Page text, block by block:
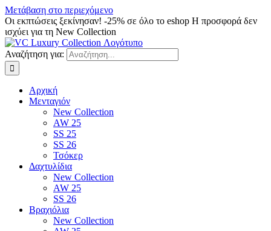
Μετάβαση στο περιεχόμενο
Οι εκπτώσεις ξεκίνησαν! -25% σε όλο το eshop Η προσφορά δεν
ισχύει για τη New Collection
Αναζήτηση για:
Αρχική
Μενταγιόν
New Collection
AW 25
SS 25
SS 26
Τσόκερ
Δαχτυλίδια
New Collection
AW 25
SS 26
Βραχιόλια
New Collection